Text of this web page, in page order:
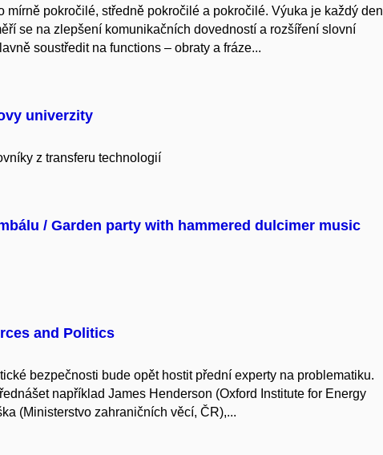
mírně pokročilé, středně pokročilé a pokročilé. Výuka je každý den
se na zlepšení komunikačních dovedností a rozšíření slovní
soustředit na functions – obraty a fráze...
univerzity
z transferu technologií
/ Garden party with hammered dulcimer music
and Politics
bezpečnosti bude opět hostit přední experty na problematiku.
například James Henderson (Oxford Institute for Energy
(Ministerstvo zahraničních věcí, ČR),...